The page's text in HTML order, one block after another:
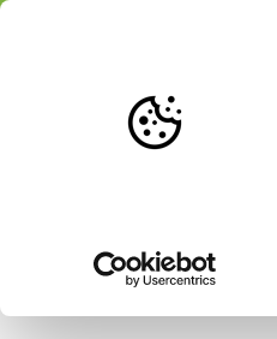
Weidezaun